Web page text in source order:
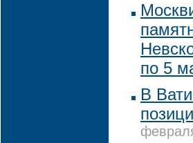
по 5
В